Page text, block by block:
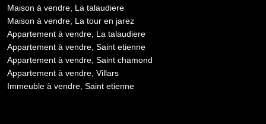
Maison à vendre, La talaudiere
Maison à vendre, La tour en jarez
Appartement à vendre, La talaudiere
Appartement à vendre, Saint etienne
Appartement à vendre, Saint chamond
Appartement à vendre, Villars
Immeuble à vendre, Saint etienne